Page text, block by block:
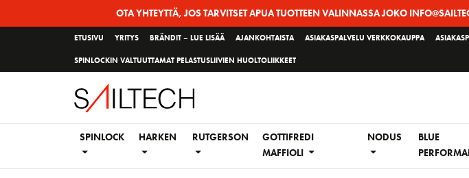
OTA YHTEYTTÄ, JOS TARVITSET APUA TUOTTEEN VALINNASSA JOKO
ETUSIVU YRITYS BRÄNDIT – LUE LISÄÄ AJANKOHTAISTA ASIAKASPALVELU VERKKOKAUPPA
SPINLOCKIN VALTUUTTAMAT PELASTUSLIIVIEN HUOLTOLIIKKEET
SPINLOCK HARKEN RUTGERSON
GOTTIFREDI
MAFFIOLI
NODUS
BLUE